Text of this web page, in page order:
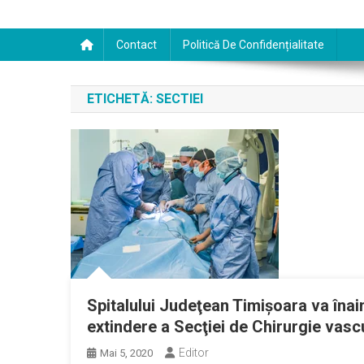
Contact Politică De Confidențialitate
ETICHETĂ: SECTIEI
Spitalului Judeţean Timișoara va
extindere a Secţiei de Chirurgie
Mai 5, 2020 Editor